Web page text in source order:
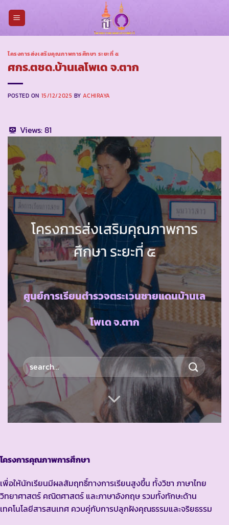
โครงการส่งเสริมคุณภาพการศึกษา ระยะที่ ๕
ศกร.ตชด.บ้านเลโพเด จ.ตาก
POSTED ON 15/12/2025 BYACHIRAYA
Views:81
โครงการส่งเสริมคุณภาพการ
ศึกษา ระยะที่ ๕
ศูนย์การเรียนตำรวจตระเวนชายแดนบ้านเล
โพเด จ.ตาก
โครงการคุณภาพการศึกษา
เพื่อให้นักเรียนมีผลสัมฤทธิ์ทางการเรียนสูงขึ้น ทั้งวิชา ภาษาไทย
วิทยาศาสตร์ คณิตศาสตร์ และภาษาอังกฤษ รวมทั้งทักษะด้าน
เทคโนโลยีสารสนเทศ ควบคู่กับการปลูกฝังคุณธรรมและจริยธรรม